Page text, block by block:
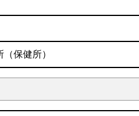
保健所）